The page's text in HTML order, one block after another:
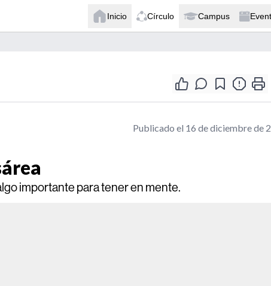
Inicio Círculo Campus
Publicado el 16 de diciembre de
importante para tener en mente.